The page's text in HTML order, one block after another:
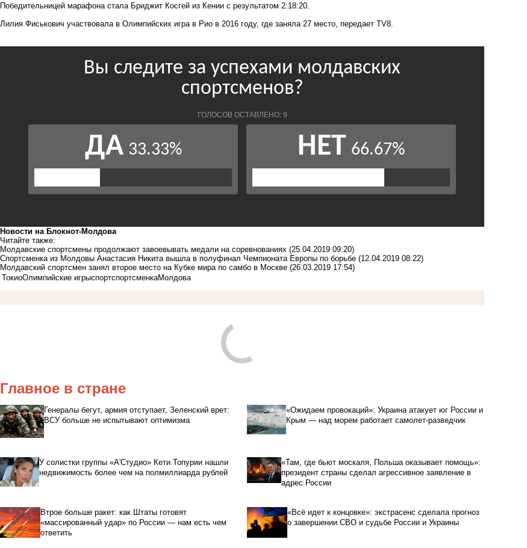
Победительницей марафона стала Бриджит Косгей из Кении с результатом 2:18:20.
Лилия Фиськович участвовала в Олимпийских игра в Рио в 2016 году, где заняла 27 место, передает TV8.
Новости на Блoкнoт-Молдова
Читайте также:
Молдавские спортсмены продолжают завоевывать медали на соревнованиях (25.04.2019 09:20)
Спортсменка из Молдовы Анастасия Никита вышла в полуфинал Чемпионата Европы по борьбе (12.04.2019 08:22)
Молдавский спортсмен занял второе место на Кубке мира по самбо в Москве (26.03.2019 17:54)
ТокиоОлимпийские игрыспортспортсменкаМолдова
Главное в стране
Генералы бегут, армия отступает, Зеленский врет:
ВСУ больше не испытывают оптимизма
«Ожидаем провокаций»: Украина атакует юг России и
Крым — над морем работает самолет-разведчик
У солистки группы «А'Студио» Кети Топурии нашли
недвижимость более чем на полмиллиарда рублей
«Там, где бьют москаля, Польша оказывает помощь»:
президент страны сделал агрессивное заявление в
адрес России
Втрое больше ракет: как Штаты готовят
«массированный удар» по России — нам есть чем
ответить
«Всё идет к концовке»: экстрасенс сделала прогноз
о завершении СВО и судьбе России и Украины